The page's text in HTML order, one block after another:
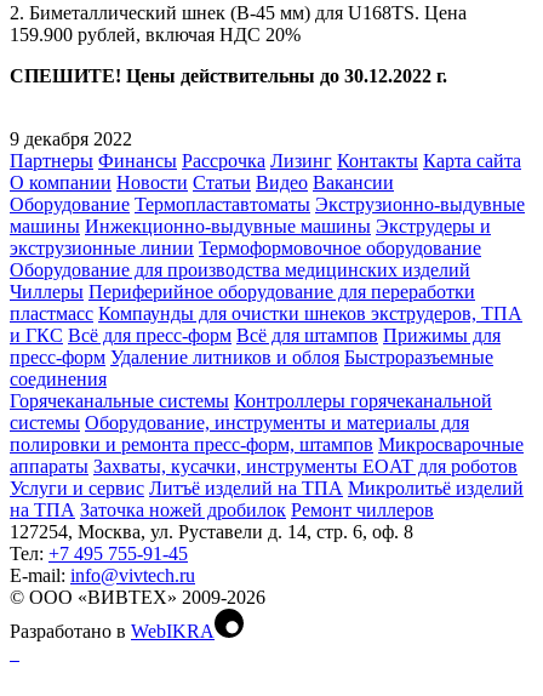
2. Биметаллический шнек (В-45 мм) для U168TS. Цена
159.900 рублей, включая НДС 20%
СПЕШИТЕ! Цены действительны до 30.12.2022 г.
9 декабря 2022
Партнеры Финансы Рассрочка Лизинг Контакты Карта сайта
О компании Новости Статьи Видео Вакансии
Оборудование Термопластавтоматы Экструзионно-выдувные
машины Инжекционно-выдувные машины Экструдеры и
экструзионные линии Термоформовочное оборудование
Оборудование для производства медицинских изделий
Чиллеры Периферийное оборудование для переработки
пластмасс Компаунды для очистки шнеков экструдеров, ТПА
и ГКС Всё для пресс-форм Всё для штампов Прижимы для
пресс-форм Удаление литников и облоя Быстроразъемные
соединения
Горячеканальные системы Контроллеры горячеканальной
системы Оборудование, инструменты и материалы для
полировки и ремонта пресс-форм, штампов Микросварочные
аппараты Захваты, кусачки, инструменты EOAT для роботов
Услуги и сервис Литъё изделий на ТПА Микролитьё изделий
на ТПА Заточка ножей дробилок Ремонт чиллеров
127254, Москва, ул. Руставели д. 14, стр. 6, оф. 8
Тел: +7 495 755-91-45
Е-mail: info@vivtech.ru
© ООО «ВИВТЕХ» 2009-2026
Разработано в WebIKRA